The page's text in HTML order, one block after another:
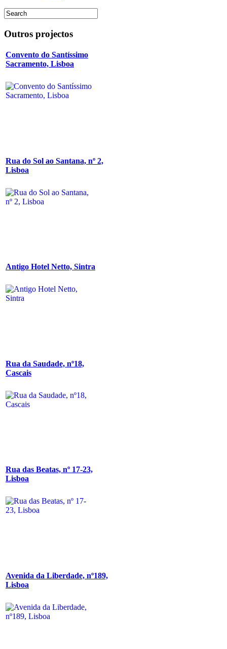
Outros projectos
Convento do Santíssimo
Sacramento, Lisboa
Rua do Sol ao Santana, nº 2,
Lisboa
Antigo Hotel Netto, Sintra
Rua da Saudade, nº18,
Cascais
Rua das Beatas, nº 17-23,
Lisboa
Avenida da Liberdade, nº189,
Lisboa